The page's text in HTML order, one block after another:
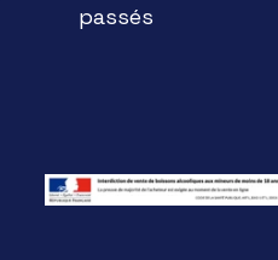
passés